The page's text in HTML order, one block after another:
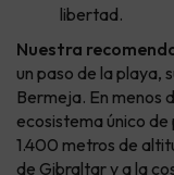
libertad.
Nuestra
un paso de la playa,
Bermeja. En menos
ecosistema único
1.400 metros de
de Gibraltar y a la